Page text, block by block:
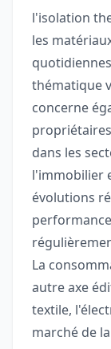
l'isolation
les
thématique
concerne
dans les
l'immobilier
évolutions
La
autre axe
textile,
marché de